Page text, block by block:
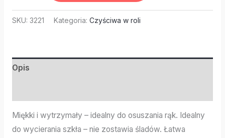
SKU: 3221 Kategoria: Czyściwa w roli
Opis
Miękki i wytrzymały – idealny do osuszania rąk. Idealny
do wycierania szkła – nie zostawia śladów. Łatwa